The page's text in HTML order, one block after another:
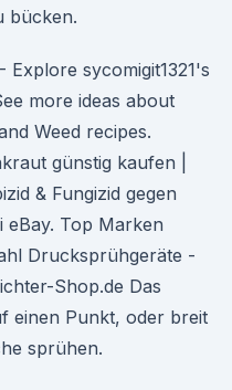
bücken.
Explore sycomigit1321's
more ideas about
Weed recipes.
günstig kaufen |
& Fungizid gegen
Top Marken
Drucksprühgeräte -
Shop.de Das
einen Punkt, oder breit
sprühen.